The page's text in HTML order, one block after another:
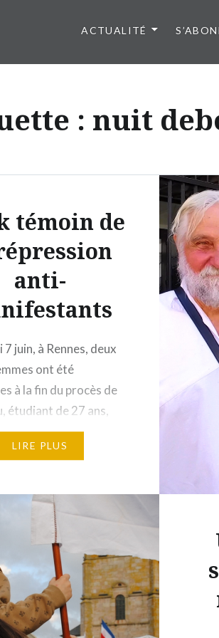
ACTUALITÉ
: nuit
témoin de
anti-
juin, à Rennes, deux
ont été
à la fin du procès de
étudiant de 27 ans,
pour des jets de
sur les forces de
ni Macron », pendant
tours de l’élection
Le président du
Léger, leur
LIRE PLUS